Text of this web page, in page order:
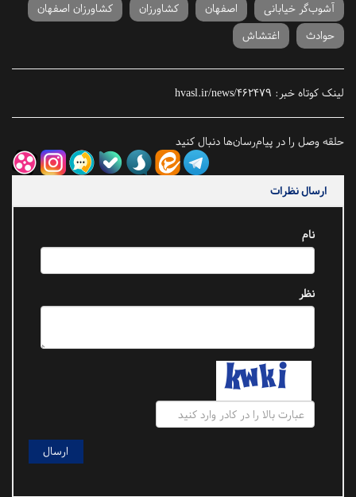
آشوب‌گر خیابانی
اصفهان کشاورزان
کشاورزان اصفهان
حوادث
اغتشاش
لینک کوتاه خبر: hvasl.ir/news/462479
حلقه وصل را در پیام‌رسان‌ها دنبال کنید
ارسال نظرات
نام
نظر